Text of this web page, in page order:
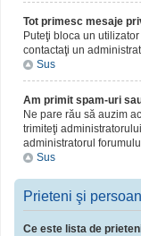
Tot primesc mesaje
Puteţi bloca un
contactaţi un
Sus
Am primit spam-uri
Ne pare rău să auzim
trimiteţi
administratorul
Sus
Prieteni şi
Ce este lista de